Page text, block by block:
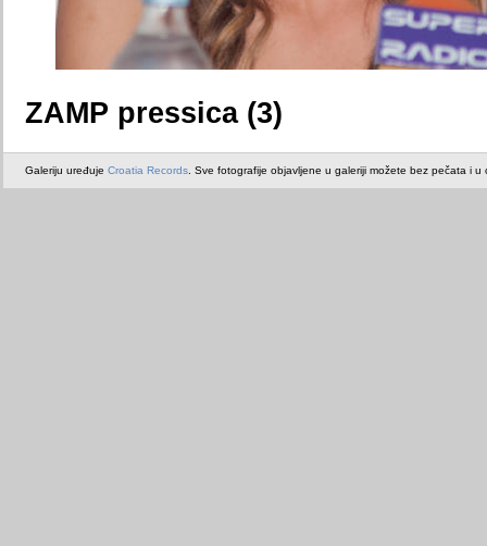
ZAMP pressica (3)
Galeriju uređuje Croatia Records . Sve fotografije objavljene u galeriji možete bez pečata i